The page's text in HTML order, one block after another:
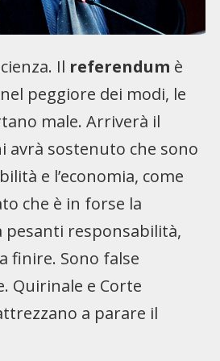
Il referendum è
peggiore dei modi, le
male. Arriverà il
avrà sostenuto che sono
e l’economia, come
che è in forse la
pesanti responsabilità,
finire. Sono false
Quirinale e Corte
a parare il